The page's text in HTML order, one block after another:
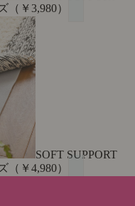
（￥3,980）
SOFT SUPPORT
（￥4,980）